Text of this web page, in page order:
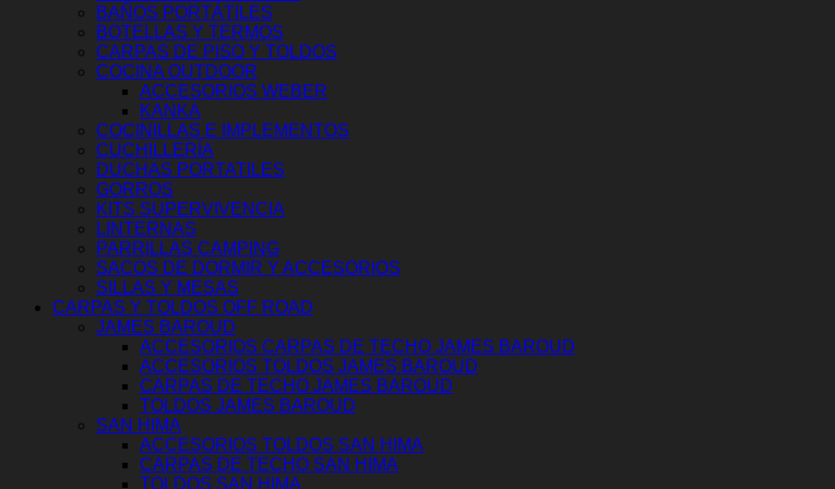
BAÑOS PORTÁTILES
BOTELLAS Y TERMOS
CARPAS DE PISO Y TOLDOS
COCINA OUTDOOR
ACCESORIOS WEBER
KANKA
COCINILLAS E IMPLEMENTOS
CUCHILLERÍA
DUCHAS PORTATILES
GORROS
KITS SUPERVIVENCIA
LINTERNAS
PARRILLAS CAMPING
SACOS DE DORMIR Y ACCESORIOS
SILLAS Y MESAS
CARPAS Y TOLDOS OFF ROAD
JAMES BAROUD
ACCESORIOS CARPAS DE TECHO JAMES BAROUD
ACCESORIOS TOLDOS JAMES BAROUD
CARPAS DE TECHO JAMES BAROUD
TOLDOS JAMES BAROUD
SAN HIMA
ACCESORIOS TOLDOS SAN HIMA
CARPAS DE TECHO SAN HIMA
TOLDOS SAN HIMA